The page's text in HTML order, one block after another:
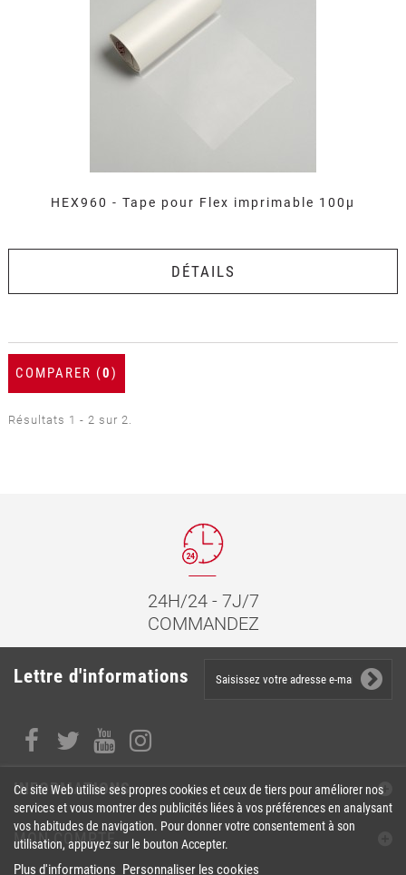
HEX960 - Tape pour Flex imprimable 100µ
DÉTAILS
COMPARER (0)
Résultats 1 - 2 sur 2.
24H/24 - 7J/7
COMMANDEZ
Lettre d'informations
INFORMATIONS
MON COMPTE
Ce site Web utilise ses propres cookies et ceux de tiers pour améliorer nos
services et vous montrer des publicités liées à vos préférences en analysant
vos habitudes de navigation. Pour donner votre consentement à son
utilisation, appuyez sur le bouton Accepter.
Plus d'informations Personnaliser les cookies